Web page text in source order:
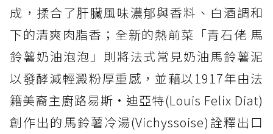
成，揉合了肝臟風味濃郁與香料、白酒調和
下的清爽肉脂香；全新的熱前菜「青石佬 馬
鈴薯奶油泡泡」則將法式常見奶油馬鈴薯泥
以發酵減輕澱粉厚重感，並藉以1917年由法
籍美裔主廚路易斯·迪亞特(Louis Felix Diat)
創作出的馬鈴薯冷湯(Vichyssoise)詮釋出口